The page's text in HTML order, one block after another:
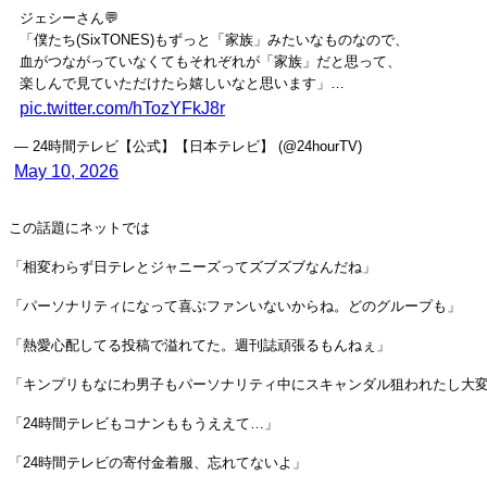
ジェシーさん💬
「僕たち(SixTONES)もずっと「家族」みたいなものなので、
⾎がつながっていなくてもそれぞれが「家族」だと思って、
楽しんで⾒ていただけたら嬉しいなと思います」…
pic.twitter.com/hTozYFkJ8r
— 24時間テレビ【公式】【日本テレビ】 (@24hourTV)
May 10, 2026
この話題にネットでは
「相変わらず日テレとジャニーズってズブズブなんだね」
「パーソナリティになって喜ぶファンいないからね。どのグループも」
「熱愛心配してる投稿で溢れてた。週刊誌頑張るもんねぇ」
「キンプリもなにわ男子もパーソナリティ中にスキャンダル狙われたし大
「24時間テレビもコナンももうええて…」
「24時間テレビの寄付金着服、忘れてないよ」